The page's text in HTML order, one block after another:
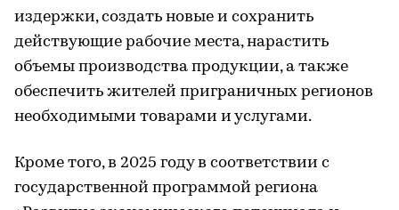
издержки, создать новые и сохранить
действующие рабочие места, нарастить
объемы производства продукции, а также
обеспечить жителей приграничных регионов
необходимыми товарами и услугами.
Кроме того, в 2025 году в соответствии с
государственной программой региона